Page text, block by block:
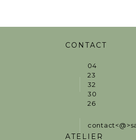
CONTACT
04
23
32
30
26
ATELIER